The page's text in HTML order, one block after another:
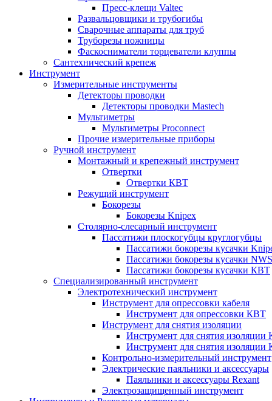
Пресс-клещи Valtec
Развальцовщики и трубогибы
Сварочные аппараты для труб
Труборезы ножницы
Фаскосниматели торцеватели клуппы
Сантехнический крепеж
Инструмент
Измерительные инструменты
Детекторы проводки
Детекторы проводки Mastech
Мультиметры
Мультиметры Proconnect
Прочие измерительные приборы
Ручной инструмент
Монтажный и крепежный инструмент
Отвертки
Отвертки КВТ
Режущий инструмент
Бокорезы
Бокорезы Knipex
Столярно-слесарный инструмент
Пассатижи плоскогубцы круглогубцы
Пассатижи бокорезы кусачки
Пассатижи бокорезы кусачки NWS
Пассатижи бокорезы кусачки КВТ
Специализированный инструмент
Электротехнический инструмент
Инструмент для опрессовки кабеля
Инструмент для опрессовки КВТ
Инструмент для снятия изоляции
Инструмент для снятия изоляции
Инструмент для снятия
Контрольно-измерительный инструмент
Электрические паяльники и аксессуары
Паяльники и аксессуары Rexant
Электрозащищенный инструмент